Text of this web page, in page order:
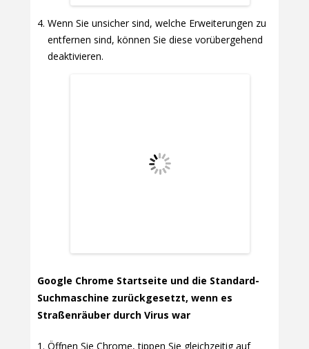
Wenn Sie unsicher sind, welche Erweiterungen zu
entfernen sind, können Sie diese vorübergehend
deaktivieren.
Google Chrome Startseite und die Standard-
Suchmaschine zurückgesetzt, wenn es
Straßenräuber durch Virus war
Öffnen Sie Chrome, tippen Sie gleichzeitig auf